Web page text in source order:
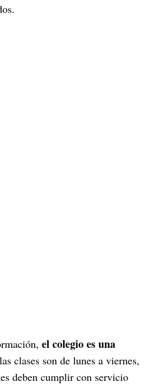
el colegio es una
clases son de lunes a viernes,
deben cumplir con servicio